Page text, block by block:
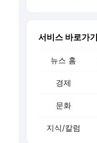
서비스 바로가기
뉴스 홈
경제
문화
지식/칼럼